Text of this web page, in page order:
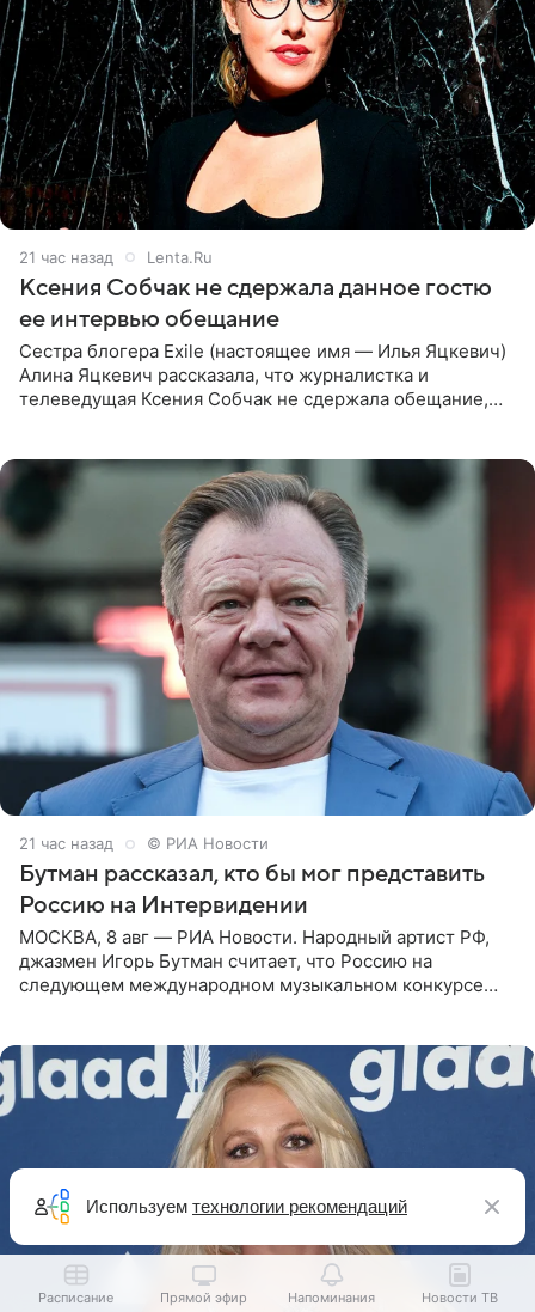
21 час назад Lenta.Ru
Ксения Собчак не сдержала данное гостю
ее интервью обещание
Сестра блогера Exile (настоящее имя — Илья Яцкевич)
Алина Яцкевич рассказала, что журналистка и
телеведущая Ксения Собчак не сдержала обещание,
21 час назад © РИА Новости
Бутман рассказал, кто бы мог представить
Россию на Интервидении
МОСКВА, 8 авг — РИА Новости. Народный артист РФ,
джазмен Игорь Бутман считает, что Россию на
следующем международном музыкальном конкурсе
Расписание Прямой эфир Напоминания Новости ТВ
Используем технологии рекомендаций